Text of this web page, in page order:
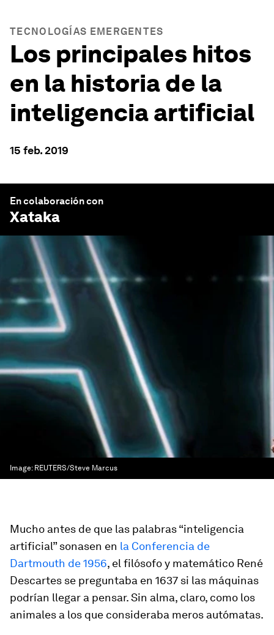
TECNOLOGÍAS EMERGENTES
Los principales hitos
en la historia de la
inteligencia artificial
15 feb. 2019
En colaboración con
Xataka
Image: REUTERS/Steve Marcus
Mucho antes de que las palabras “inteligencia
artificial” sonasen en la Conferencia de
Dartmouth de 1956, el filósofo y matemático René
Descartes se preguntaba en 1637 si las máquinas
podrían llegar a pensar. Sin alma, claro, como los
animales a los que consideraba meros autómatas.